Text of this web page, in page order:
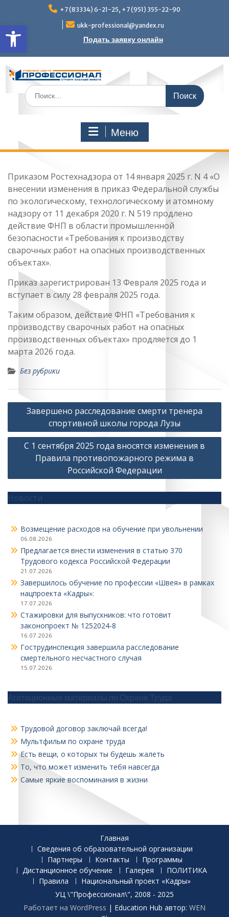
Открыть панель
содержимому
+7 (83334) 6-21-25, +7 (951) 355-22-90
ukk-professional@yandex.ru
Подать заявку онлайн
Поиск
по:
Меню
Приказом Ростехнадзора от 14 января 2025 г. N 4 «О
внесении изменения в приказ Федеральной службы
по экологическому, технологическому и атомному
надзору от 11 декабря 2020 г. N 519 продлено
действие ФНП в области промышленной
безопасности «Требования к производству
сварочных работ на опасных производственных
объектах».
Приказ зарегистрирован 13 Февраля 2025 года и
вступает в силу 28 февраля 2025 года.
Таким образом, действие ФНП «Требования к
производству сварочных работ на опасных
производственных объектах» продляется до 1
марта 2026 года.
Без рубрики
Навигация
записям
Завершено расследование смерти тренера
спортивной школы города Лузы
С 1 сентября 2025 года вносятся изменения в
Правила противопожарного режима в
Российской Федерации
Новости
Возмещение расходов на обучение при увольнении
06.08.2026
Предлагается внести изменения в статью 370
Трудового кодекса Российской Федерации
21.07.2026
Завершилось обучение по профессии «Швея» в рамках
нацпроекта «Кадры»:
17.07.2026
Стажировки для выпускников: что готовит
законопроект № 1252024‑8
16.07.2026
Гострудинспекция завершила расследование
смертельного несчастного случая
15.07.2026
Агитационные материалы по Охране Труда
Трудовой договор заключай всегда!
Мультфильм по охране труда
Есть вещи, о которых ты будешь жалеть
То, что может изменить тебя навсегда
Самые яркие воспоминания в жизни
Главная
Сведения об образовательной организации
Партнеры
Контакты
Программы
Дистанционное обучение
Галерея
ПОЛИТИКА
Правила
Национальный проект «Кадры»
УЦ \"Профессионал\", 2008 - 2025
Работает на WordPress | Education Hub автор: WEN